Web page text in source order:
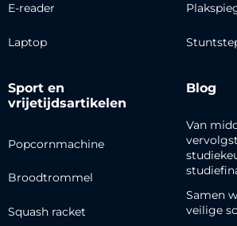
E-reader
Laptop
Sport en
vrijetijdsartikelen
Popcornmachine
Broodtrommel
Squash racket
Blog
Van
Samen
veilige